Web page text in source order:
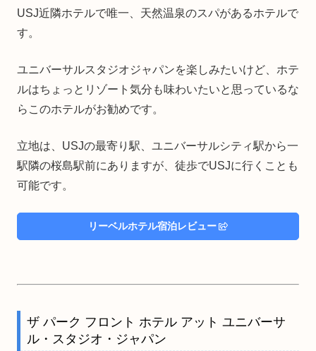
USJ近隣ホテルで唯一、天然温泉のスパがあるホテルで
す。
ユニバーサルスタジオジャパンを楽しみたいけど、ホテ
ルはちょっとリゾート気分も味わいたいと思っているな
らこのホテルがお勧めです。
立地は、USJの最寄り駅、ユニバーサルシティ駅から一
駅隣の桜島駅前にありますが、徒歩でUSJに行くことも
可能です。
リーベルホテル宿泊レビュー
ザ パーク フロント ホテル アット ユニバーサ
ル・スタジオ・ジャパン